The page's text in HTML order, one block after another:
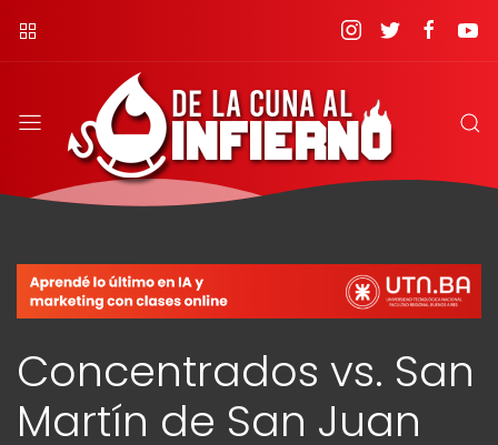
Concentrados vs. San
Martín de San Juan